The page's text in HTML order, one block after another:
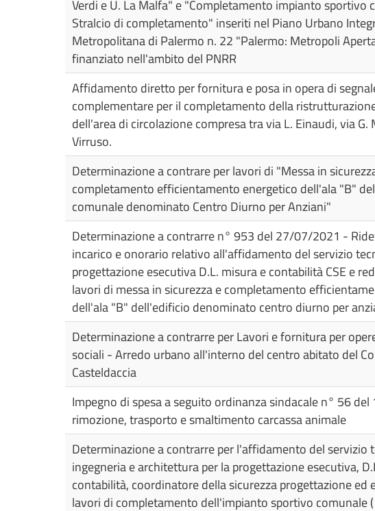
Verdi e U. La Malfa" e "Completamento impianto sportivo
Stralcio di completamento" inseriti nel Piano Urbano
Metropolitana di Palermo n. 22 "Palermo: Metropoli
finanziato nell'ambito del PNRR
Affidamento diretto per fornitura e posa in opera di
complementare per il completamento della
dell'area di circolazione compresa tra via L. Einaudi, via
Virruso.
Determinazione a contrare per lavori di "Messa in
completamento efficientamento energetico dell'ala "B"
comunale denominato Centro Diurno per Anziani"
Determinazione a contrarre n° 953 del 27/07/2021 -
incarico e onorario relativo all'affidamento del servizio
progettazione esecutiva D.L. misura e contabilità CSE e
lavori di messa in sicurezza e completamento
dell'ala "B" dell'edificio denominato centro diurno per
Determinazione a contrarre per Lavori e fornitura per
sociali - Arredo urbano all'interno del centro abitato del
Casteldaccia
Impegno di spesa a seguito ordinanza sindacale n° 56
rimozione, trasporto e smaltimento carcassa animale
Determinazione a contrarre per l'affidamento del servizio
ingegneria e architettura per la progettazione esecutiva,
contabilità, coordinatore della sicurezza progettazione ed
lavori di completamento dell'impianto sportivo comunale